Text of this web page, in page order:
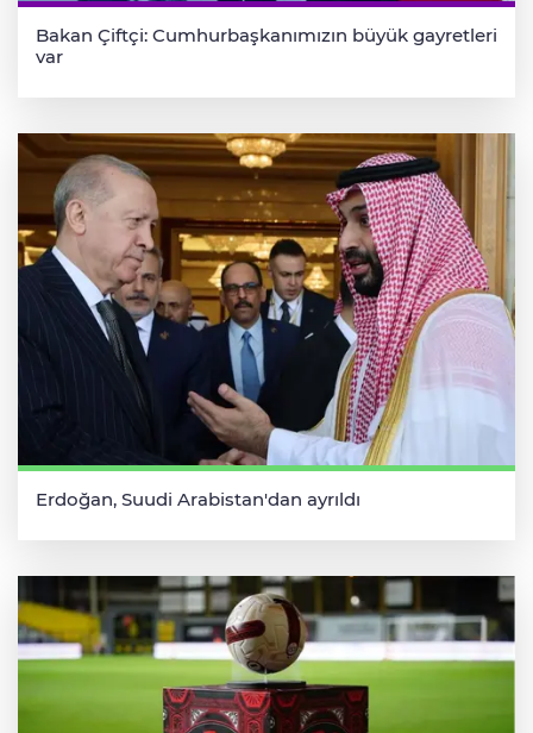
Bakan Çiftçi: Cumhurbaşkanımızın büyük gayretleri
var
Erdoğan, Suudi Arabistan'dan ayrıldı